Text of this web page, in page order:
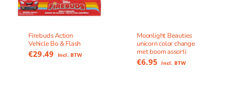
Firebuds Action
Vehicle Bo & Flash
€29.49 Incl. BTW
Moonlight Beauties
unicorn color change
met boom assorti
€6.95 Incl. BTW